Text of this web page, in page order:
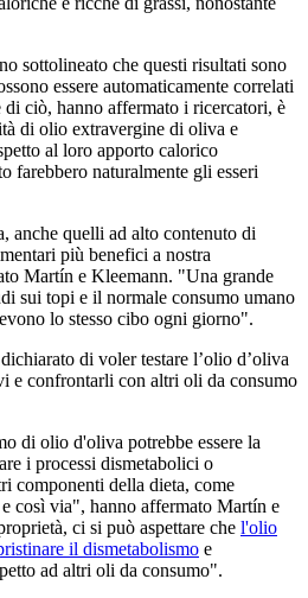
sottolineato che questi risultati sono
essere automaticamente correlati
ciò, hanno affermato i ricercatori, è
di olio extravergine di oliva e
al loro apporto calorico
farebbero naturalmente gli esseri
anche quelli ad alto contenuto di
più benefici a nostra
Martín e Kleemann. "Una grande
sui topi e il normale consumo umano
lo stesso cibo ogni giorno".
di voler testare l’olio d’oliva
e confrontarli con altri oli da consumo
di olio d'oliva potrebbe essere la
i processi dismetabolici o
componenti della dieta, come
così via", hanno affermato Martín e
ci si può aspettare che l'olio
il dismetabolismo e
ad altri oli da consumo".